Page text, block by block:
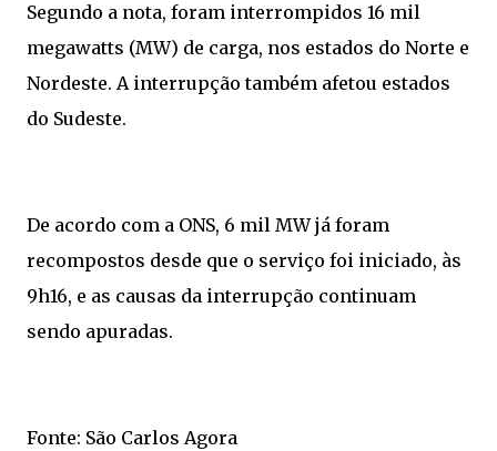
Segundo a nota, foram interrompidos 16 mil
megawatts (MW) de carga, nos estados do Norte e
Nordeste. A interrupção também afetou estados
do Sudeste.
De acordo com a ONS, 6 mil MW já foram
recompostos desde que o serviço foi iniciado, às
9h16, e as causas da interrupção continuam
sendo apuradas.
Fonte: São Carlos Agora